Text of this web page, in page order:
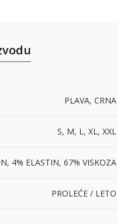
PLAVA, CRNA
S, M, L , XL , XXL
, 4% ELASTIN, 67% VISKOZA
PROLEĆE / LETO